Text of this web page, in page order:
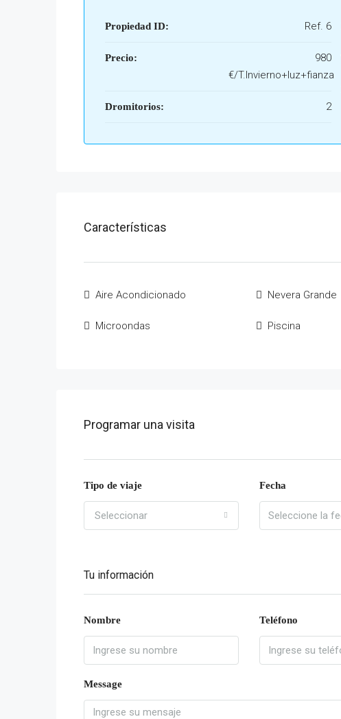
Propiedad ID: Ref. 6
Precio:
980
€/T.Invierno+luz+fianza
Dromitorios: 2
Características
Aire Acondicionado
Microondas
Nevera Grande
Piscina
Programar una visita
Tipo de viaje
Seleccionar
Fecha
Tu información
Nombre Teléfono
Message